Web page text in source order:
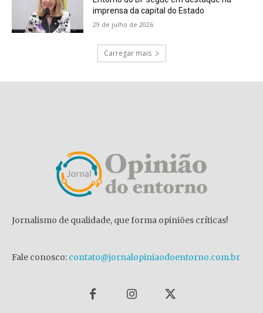
imprensa da capital do Estado
29 de julho de 2026
Carregar mais
Jornalismo de qualidade, que forma opiniões críticas!
Fale conosco: contato@jornalopiniaodoentorno.com.br